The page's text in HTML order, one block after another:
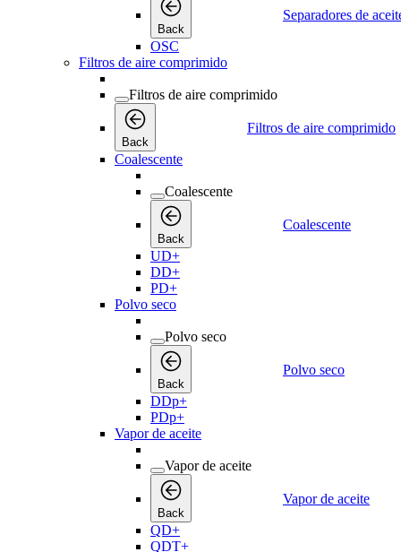
Back
Separadores de
OSC
Filtros de aire comprimido
Filtros de aire comprimido
Back
Filtros de aire comprimido
Coalescente
Coalescente
Back
Coalescente
UD+
DD+
PD+
Polvo seco
Polvo seco
Back
Polvo seco
DDp+
PDp+
Vapor de aceite
Vapor de aceite
Back
Vapor de aceite
QD+
QDT+